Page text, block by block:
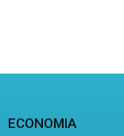
ECONOMIA